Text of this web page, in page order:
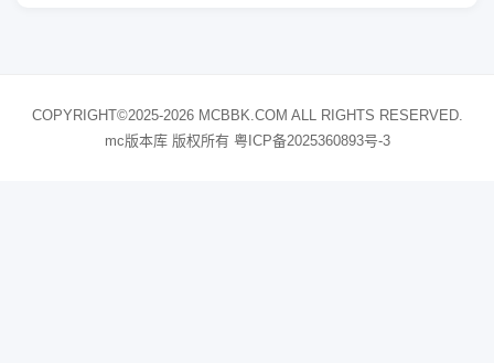
COPYRIGHT©2025-2026 MCBBK.COM ALL RIGHTS RESERVED.
mc版本库 版权所有 粤ICP备2025360893号-3